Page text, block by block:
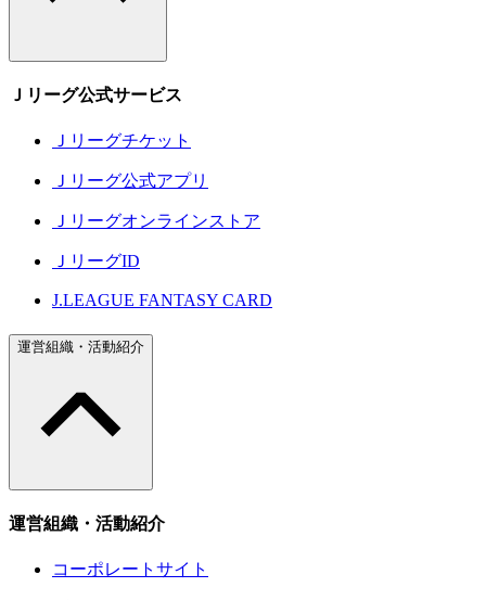
Ｊリーグ公式サービス
Ｊリーグチケット
Ｊリーグ公式アプリ
Ｊリーグオンラインストア
ＪリーグID
J.LEAGUE FANTASY CARD
運営組織・活動紹介
運営組織・活動紹介
コーポレートサイト